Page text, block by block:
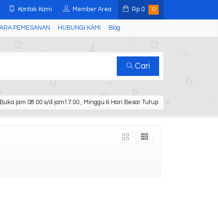
Kontak Kami Member Area Rp 0 0
PEMESANAN HUBUNGI KAMI Blog
Cari
Buka jam 08.00 s/d jam17.00 , Minggu & Hari Besar Tutup